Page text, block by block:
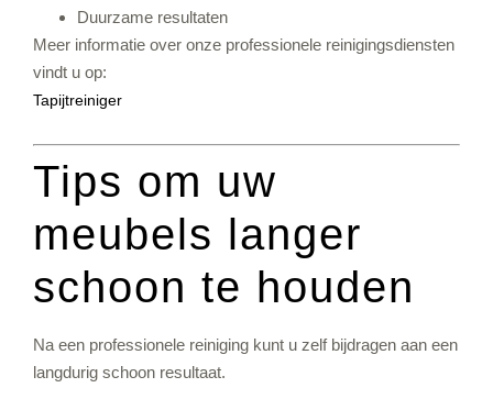
Duurzame resultaten
Meer informatie over onze professionele reinigingsdiensten
vindt u op:
Tapijtreiniger
Tips om uw
meubels langer
schoon te houden
Na een professionele reiniging kunt u zelf bijdragen aan een
langdurig schoon resultaat.